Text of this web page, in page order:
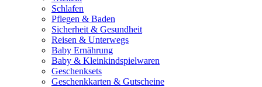
Schlafen
Pflegen & Baden
Sicherheit & Gesundheit
Reisen & Unterwegs
Baby Ernährung
Baby & Kleinkindspielwaren
Geschenksets
Geschenkkarten & Gutscheine